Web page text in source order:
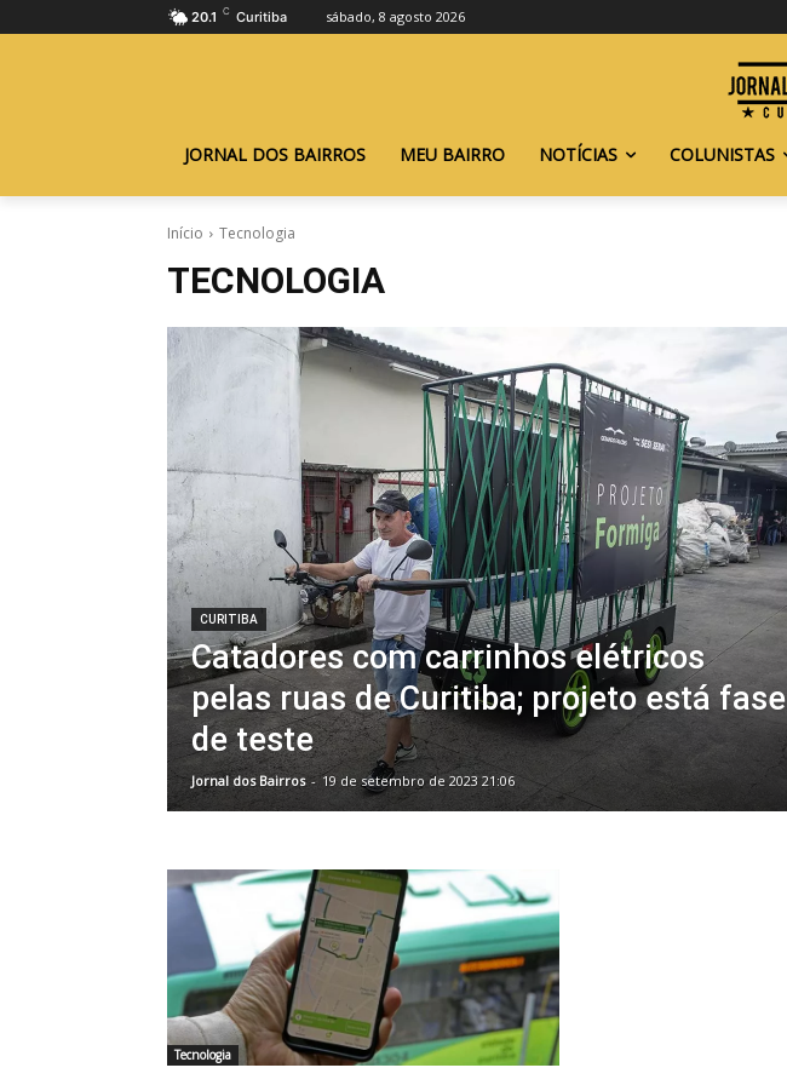
20.1 C Curitiba sábado, 8 agosto 2026
JORNAL DOS BAIRROS MEU BAIRRO NOTÍCIAS COLUNISTAS
Início Tecnologia
TECNOLOGIA
CURITIBA
Catadores com carrinhos elétricos
pelas ruas de Curitiba; projeto está fase
de teste
Jornal dos Bairros - 19 de setembro de 2023 21:06
Tecnologia